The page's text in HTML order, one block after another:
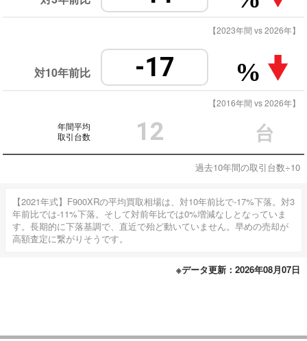
【2023年間 vs 2026年】
対10年前比 -17 %
【2016年間 vs 2026年】
年間平均
取引台数
12 台
過去10年間の取引台数÷10
【2021年式】F900XRの平均買取相場は、対10年前比で-17%下落。対3
年前比では-11%下落。そして対前年比では0%増減なしとなっていま
す。長期的に下落基調で、直近で殆ど動いていません。早めの売却が
高額査定に繋がりそうです。
※データ更新：2026年08月07日